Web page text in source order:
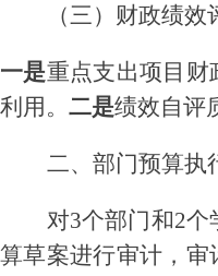
（三） 财政绩效
一是重点支出项目财
利用 。 二是绩效自评
二、部门预算执
对3个部门和2个
算草案进行审计， 审